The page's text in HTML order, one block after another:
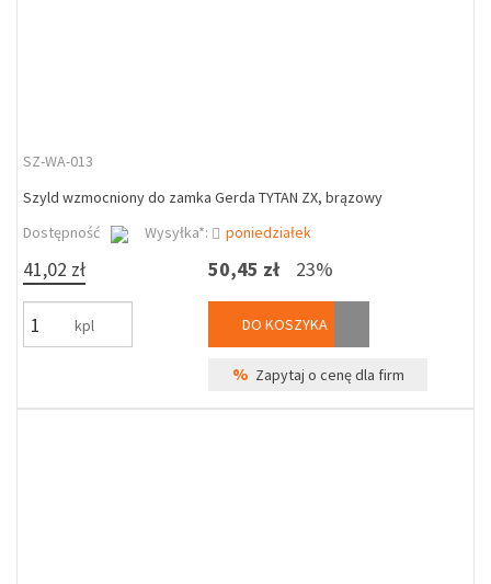
SZ-WA-013
Szyld wzmocniony do zamka Gerda TYTAN ZX, brązowy
Dostępność
Wysyłka*: poniedziałek
41,02 zł
kpl
50,45 zł 23%
DO KOSZYKA
% Zapytaj o cenę dla firm